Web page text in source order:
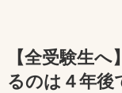
【全受験生
るのは４年後